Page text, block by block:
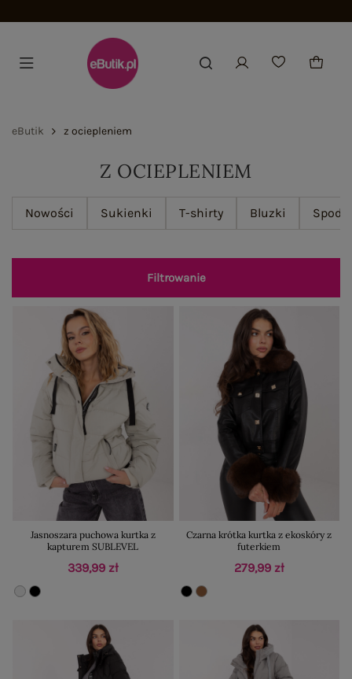
eButik z ociepleniem
Z OCIEPLENIEM
Nowości Sukienki T-shirty Bluzki
Filtrowanie
Jasnoszara puchowa kurtka z
kapturem SUBLEVEL
339,99 zł
Czarna krótka kurtka z ekoskóry z
futerkiem
279,99 zł